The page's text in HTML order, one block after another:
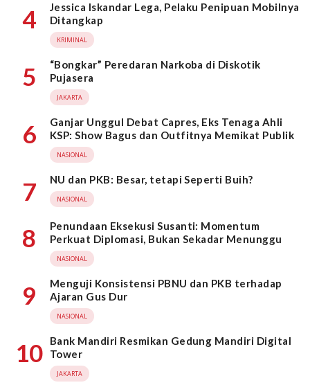
4
Jessica Iskandar Lega, Pelaku Penipuan Mobilnya
Ditangkap
KRIMINAL
5
“Bongkar” Peredaran Narkoba di Diskotik
Pujasera
JAKARTA
6
Ganjar Unggul Debat Capres, Eks Tenaga Ahli
KSP: Show Bagus dan Outfitnya Memikat Publik
NASIONAL
7 NU dan PKB: Besar, tetapi Seperti Buih?
NASIONAL
8
Penundaan Eksekusi Susanti: Momentum
Perkuat Diplomasi, Bukan Sekadar Menunggu
NASIONAL
9
Menguji Konsistensi PBNU dan PKB terhadap
Ajaran Gus Dur
NASIONAL
10
Bank Mandiri Resmikan Gedung Mandiri Digital
Tower
JAKARTA